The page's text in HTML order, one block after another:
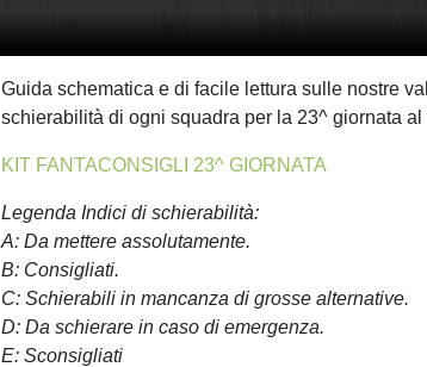
Guida schematica e di facile lettura sulle nostre
schierabilità di ogni squadra per la 23^ giornata al
KIT FANTACONSIGLI 23^ GIORNATA
Legenda Indici di schierabilità:
A: Da mettere assolutamente.
B: Consigliati.
C: Schierabili in mancanza di grosse alternative.
D: Da schierare in caso di emergenza.
E: Sconsigliati